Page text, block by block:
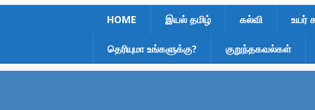
HOME இயல் தமிழ் கல்வி உயர்
தெரியுமா உங்களுக்கு? குறுந்தகவல்கள்